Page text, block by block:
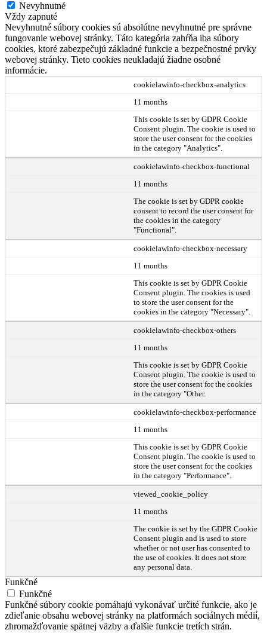
Nevyhnutné
Vždy zapnuté
Nevyhnutné súbory cookies sú absolútne nevyhnutné pre správne
fungovanie webovej stránky. Táto kategória zahŕňa iba súbory
cookies, ktoré zabezpečujú základné funkcie a bezpečnostné prvky
webovej stránky. Tieto cookies neukladajú žiadne osobné
informácie.
cookielawinfo-checkbox-analytics
11 months
This cookie is set by GDPR Cookie
Consent plugin. The cookie is used to
store the user consent for the cookies
in the category "Analytics".
cookielawinfo-checkbox-functional
11 months
The cookie is set by GDPR cookie
consent to record the user consent for
the cookies in the category
"Functional".
cookielawinfo-checkbox-necessary
11 months
This cookie is set by GDPR Cookie
Consent plugin. The cookies is used
to store the user consent for the
cookies in the category "Necessary".
cookielawinfo-checkbox-others
11 months
This cookie is set by GDPR Cookie
Consent plugin. The cookie is used to
store the user consent for the cookies
in the category "Other.
cookielawinfo-checkbox-performance
11 months
This cookie is set by GDPR Cookie
Consent plugin. The cookie is used to
store the user consent for the cookies
in the category "Performance".
viewed_cookie_policy
11 months
The cookie is set by the GDPR Cookie
Consent plugin and is used to store
whether or not user has consented to
the use of cookies. It does not store
any personal data.
Funkčné
Funkčné
Funkčné súbory cookie pomáhajú vykonávať určité funkcie, ako je
zdieľanie obsahu webovej stránky na platformách sociálnych médií,
zhromažďovanie spätnej väzby a ďalšie funkcie tretích strán.